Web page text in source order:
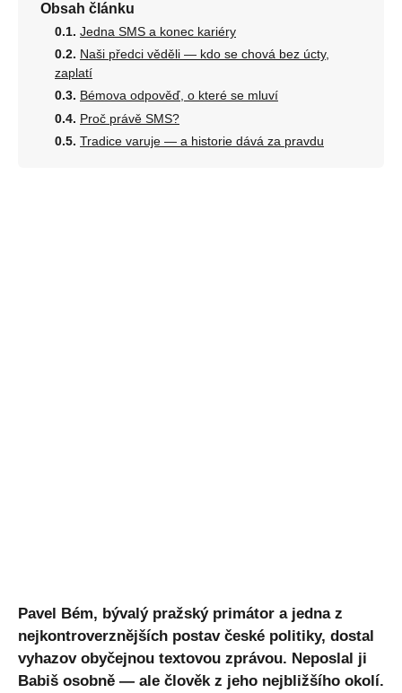
Obsah článku
Jedna SMS a konec kariéry
Naši předci věděli — kdo se chová bez úcty,
zaplatí
Bémova odpověď, o které se mluví
Proč právě SMS?
Tradice varuje — a historie dává za pravdu
Pavel Bém, bývalý pražský primátor a jedna z
nejkontroverznějších postav české politiky, dostal
vyhazov obyčejnou textovou zprávou. Neposlal ji
Babiš osobně — ale člověk z jeho nejbližšího okolí.